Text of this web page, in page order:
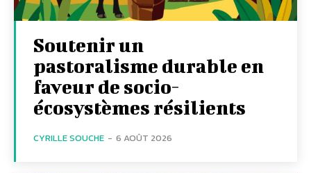
Soutenir un
pastoralisme durable en
faveur de socio-
écosystèmes résilients
CYRILLE SOUCHE - 6 AOÛT 2026